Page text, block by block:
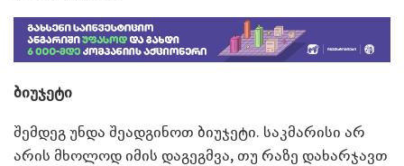
ბიუჯეტი
შემდეგ უნდა შეადგინოთ ბიუჯეტი. საკმარისი არ
არის მხოლოდ იმის დაგეგმვა, თუ რაზე დახარჯავთ